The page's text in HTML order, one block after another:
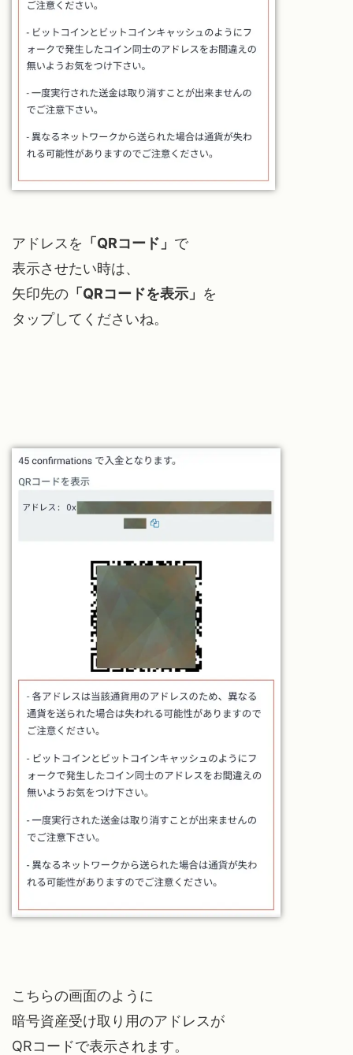
アドレスを 「QRコード」 で
表示させたい時は、
矢印先の 「QRコードを表示」 を
タップしてくださいね。
こちらの画面のように
暗号資産受け取り用のアドレスが
QRコードで表示されます。